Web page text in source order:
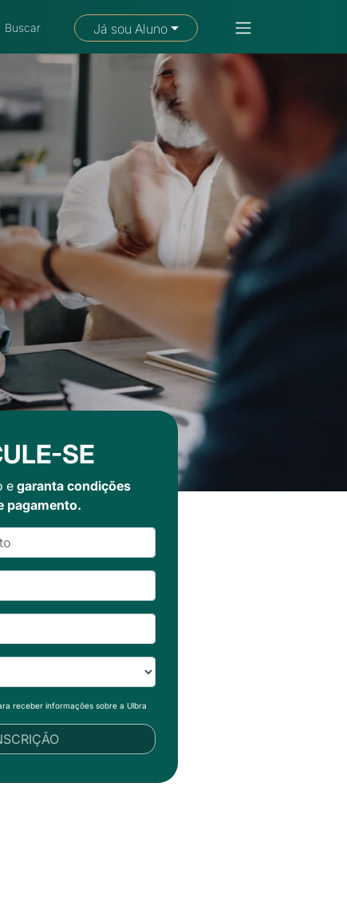
Fale com um consultor
Buscar Já sou Aluno
SE
e garanta condições
pagamento.
receber informações sobre a Ulbra